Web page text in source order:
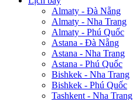
Almaty - Đà Nẵng
Almaty - Nha Trang
Almaty - Phú Quốc
Astana - Đà Nẵng
Astana - Nha Trang
Astana - Phú Quốc
Bishkek - Nha Trang
Bishkek - Phú Quốc
Tashkent - Nha Trang